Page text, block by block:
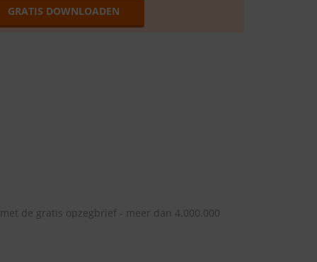
GRATIS DOWNLOADEN
de gratis opzegbrief - meer dan 4.000.000